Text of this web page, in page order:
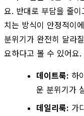
요. 반대로 부담을 줄
치는 방식이 안정적이
분위기가 완전히 달라
요하다고 볼 수 있어요.
데이트룩: 하
운 분위기가
데일리룩: 가